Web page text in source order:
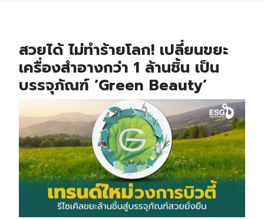
สวยได้ ไม่ทำร้ายโลก! เปลี่ยนขยะ
เครื่องสำอางกว่า 1 ล้านชิ้น เป็น
บรรจุภัณฑ์ ‘Green Beauty’